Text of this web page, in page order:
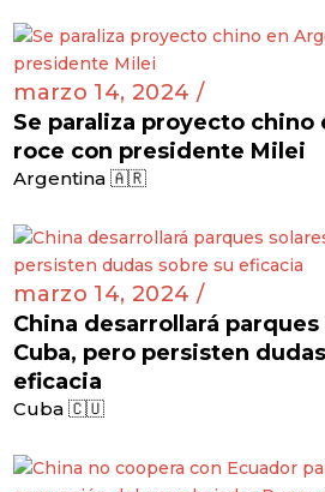
marzo 14, 2024 /
Se paraliza proyecto
roce con presidente Milei
Argentina 🇦🇷
marzo 14, 2024 /
China desarrollará
Cuba, pero persisten
eficacia
Cuba 🇨🇺